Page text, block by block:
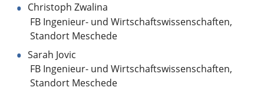
Christoph Zwalina
FB Ingenieur- und Wirtschaftswissenschaften,
Standort Meschede
Sarah Jovic
FB Ingenieur- und Wirtschaftswissenschaften,
Standort Meschede